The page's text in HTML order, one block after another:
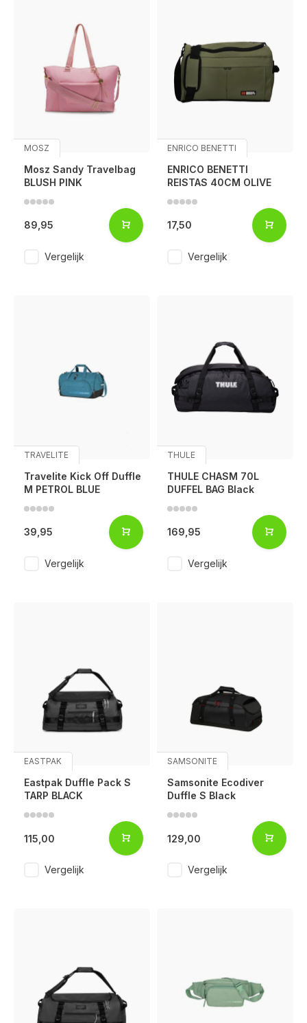
MOSZ
Mosz Sandy Travelbag
BLUSH PINK
89,95
Vergelijk
ENRICO BENETTI
ENRICO BENETTI
REISTAS 40CM OLIVE
17,50
Vergelijk
TRAVELITE
Travelite Kick Off Duffle
M PETROL BLUE
39,95
Vergelijk
THULE
THULE CHASM 70L
DUFFEL BAG Black
169,95
Vergelijk
EASTPAK
Eastpak Duffle Pack S
TARP BLACK
115,00
Vergelijk
SAMSONITE
Samsonite Ecodiver
Duffle S Black
129,00
Vergelijk